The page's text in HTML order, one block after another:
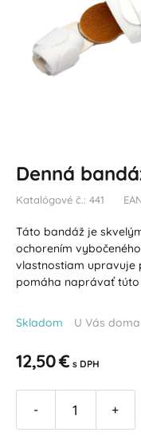
Denná
Katalógové č.: 441
Táto bandáž je
ochorením
vlastnostiam upravuje
pomáha naprávať
Skladom U Vás doma
12,50 € s DPH
- +